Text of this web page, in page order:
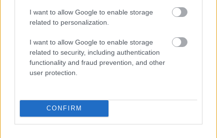
I want to allow Google to enable storage
related to personalization.
I want to allow Google to enable storage
related to security, including authentication
functionality and fraud prevention, and other
user protection.
CONFIRM
νοσοκομείο θα είναι καινούργιο''- 'Αμεσα μέτρα για
την αντιμετώπιση των σοβαρών ελλείψεων